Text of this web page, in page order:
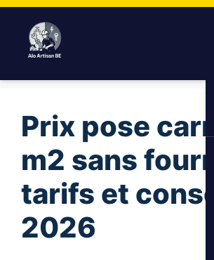
Aller
contenu
Prix pose
m2 sans
tarifs et
2026